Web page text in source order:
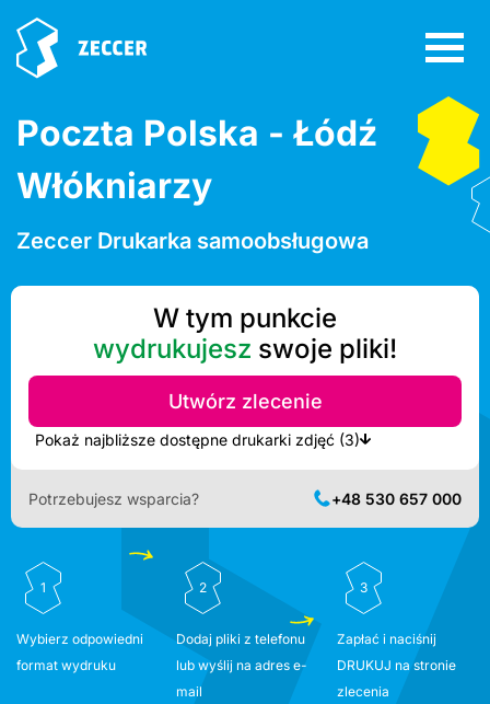
Poczta Polska - Łódź
Włókniarzy
Zeccer Drukarka samoobsługowa
W tym punkcie
wydrukujesz swoje pliki!
Utwórz zlecenie
Pokaż najbliższe dostępne drukarki zdjęć (3)
Potrzebujesz wsparcia? +48 530 657 000
1
Wybierz odpowiedni
format wydruku
2
Dodaj pliki z telefonu
lub wyślij na adres e-
mail
3
Zapłać i naciśnij
DRUKUJ na stronie
zlecenia